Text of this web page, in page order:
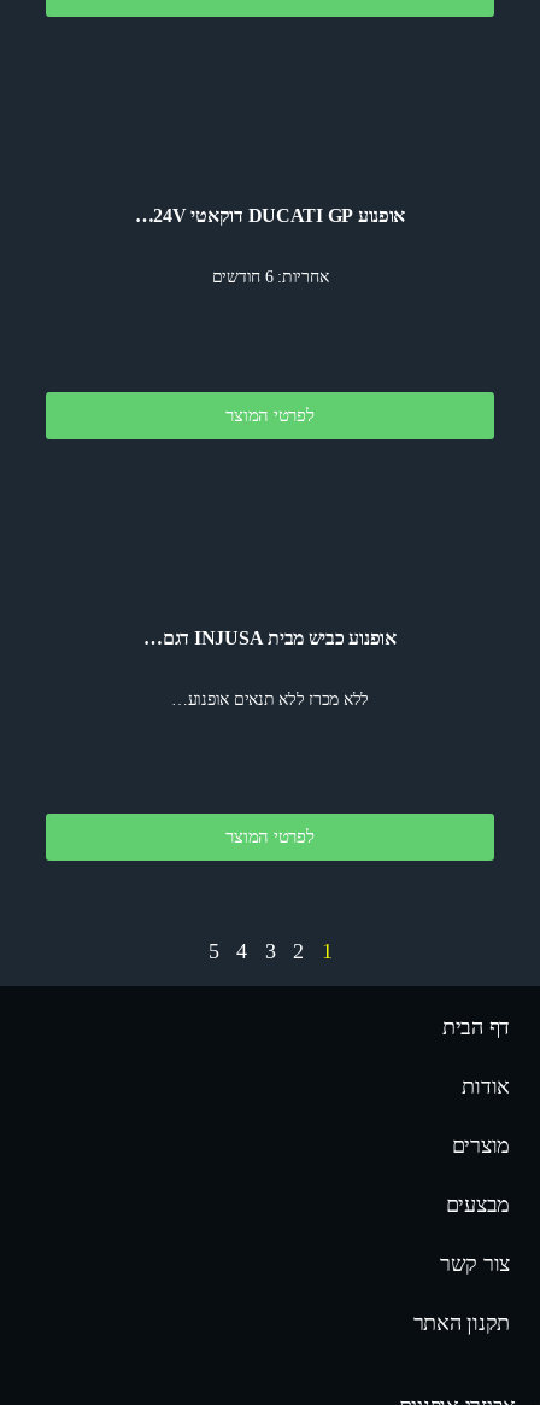
אופנוע DUCATI GP דוקאטי 24V…
אחריות: 6 חודשים
לפרטי המוצר
אופנוע כביש מבית INJUSA דגם…
ללא מכרז ללא תנאים אופנוע…
לפרטי המוצר
1
2
3
4
5
דף הבית
אודות
מוצרים
מבצעים
צור קשר
תקנון האתר